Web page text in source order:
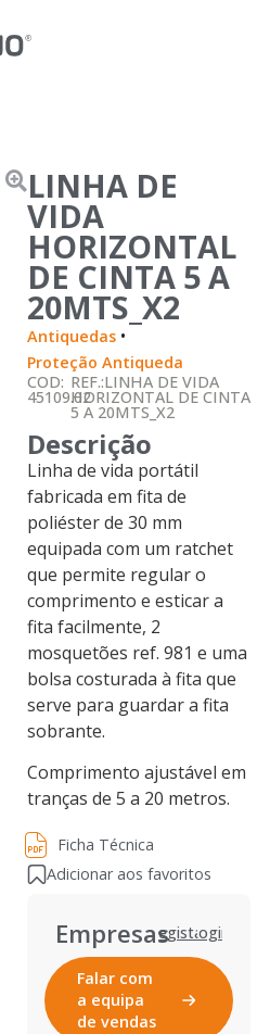
LINHA DE
VIDA
HORIZONTAL
DE CINTA 5 A
20MTS_X2
Antiquedas •
Proteção Antiqueda
COD:
45109.02
REF.:LINHA DE VIDA
HORIZONTAL DE CINTA
5 A 20MTS_X2
Descrição
Linha de vida portátil
fabricada em fita de
poliéster de 30 mm
equipada com um ratchet
que permite regular o
comprimento e esticar a
fita facilmente, 2
mosquetões ref. 981 e uma
bolsa costurada à fita que
serve para guardar a fita
sobrante.
Comprimento ajustável em
tranças de 5 a 20 metros.
Ficha Técnica
Adicionar aos favoritos
EmpresasRegistarLogin
Falar com
a equipa
de vendas